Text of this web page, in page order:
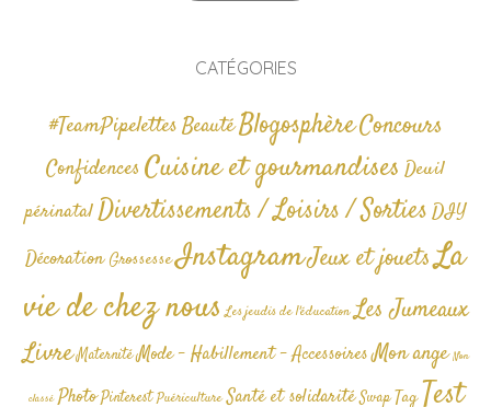
CATÉGORIES
#TeamPipelettesBeautéBlogosphèreConcours
Confidences Cuisine et gourmandises Deuil
périnatalDivertissements / Loisirs / SortiesDIY
Décoration GrossesseInstagramJeux et jouetsLa
vie de chez nous Les jeudis de l'éducation Les Jumeaux
Livre Maternité Mode - Habillement - AccessoiresMon ange Non
classé Photo Pinterest Puériculture Santé et solidarité Swap TagTest